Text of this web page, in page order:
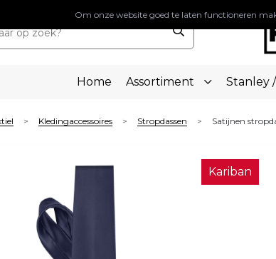
Home Assortiment Stanley
> Kledingaccessoires > Stropdassen > Satijnen
Kariban
Om onze website goed te laten functioneren